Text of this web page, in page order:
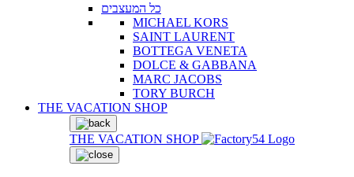
כל המעצבים
MICHAEL KORS
SAINT LAURENT
BOTTEGA VENETA
DOLCE & GABBANA
MARC JACOBS
TORY BURCH
THE VACATION SHOP
THE VACATION SHOP